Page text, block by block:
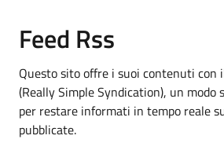
Feed Rss
Questo sito offre i suoi contenuti con
(Really Simple Syndication), un modo
per restare informati in tempo reale
pubblicate.